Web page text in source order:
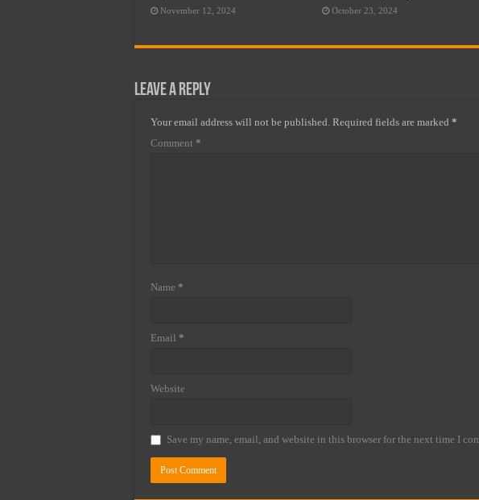
November 12, 2024 October 23, 2024
Leave a Reply
Your email address will not be published. Required fields are marked *
Comment *
Name *
Email *
Website
Save my name, email, and website in this browser for the next time I